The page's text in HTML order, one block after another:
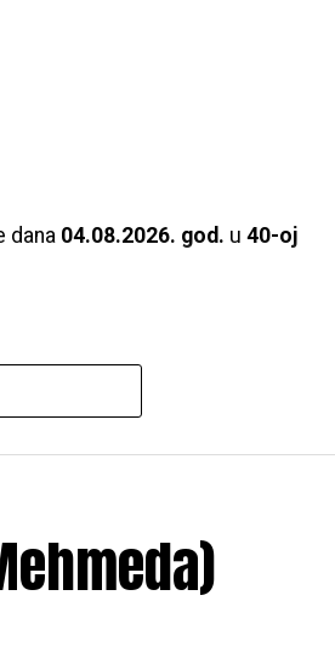
dana 04.08.2026. god. u 40-oj
, ispred porodične kuće žalosti
Ćoralićiizadžume